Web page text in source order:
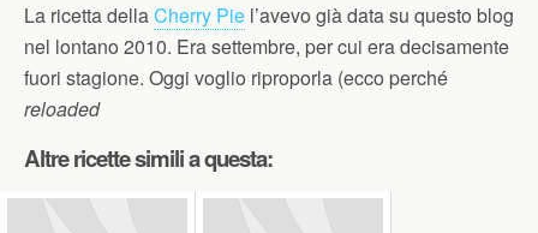
La ricetta dellaCherry Pie l’avevo già data su questo blog
nel lontano 2010. Era settembre, per cui era decisamente
fuori stagione. Oggi voglio riproporla (ecco perché
reloaded
Altre ricette simili a questa: